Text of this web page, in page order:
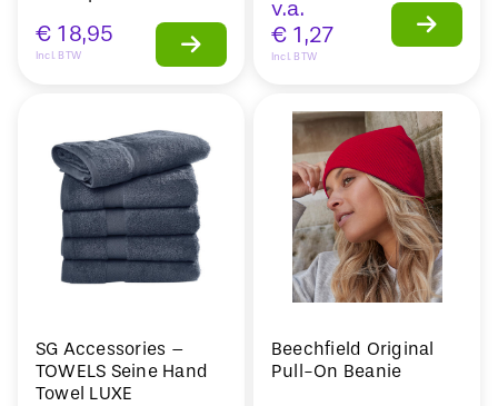
€ 18,95
Incl. BTW
v.a.
€ 1,27
Incl. BTW
SG Accessories –
TOWELS Seine Hand
Towel LUXE
Beechfield Original
Pull-On Beanie